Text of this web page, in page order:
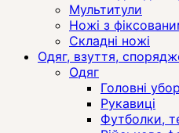
Мультитули
Ножі з
Складні ножі
Одяг, взуття,
Одяг
Головні
Рукавиці
Футболки,